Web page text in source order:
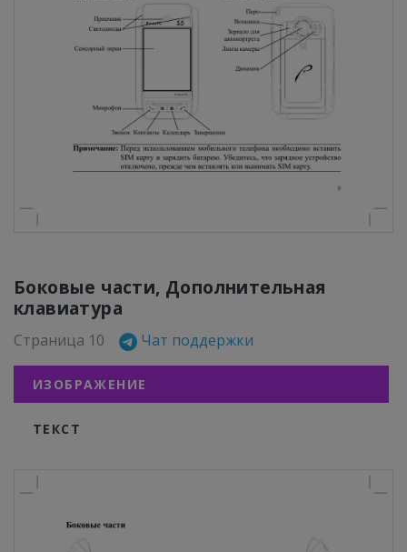
Боковые части, Дополнительная
клавиатура
Страница 10 Чат поддержки
ИЗОБРАЖЕНИЕ
ТЕКСТ